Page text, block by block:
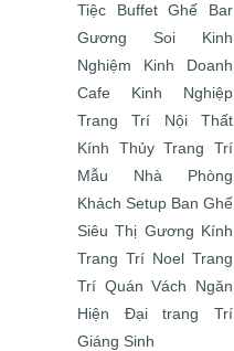
Tiệc Buffet
Ghế Bar
Gương Soi
Kinh
Nghiệm Kinh Doanh
Cafe
Kinh Nghiệp
Trang Trí Nội Thất
Kính Thủy Trang Trí
Mẫu Nhà
Phòng
Khách Setup Ban Ghế
Siêu Thị Gương Kính
Trang Trí Noel Trang
Trí Quán Vách Ngăn
Hiện Đại
trang Trí
Giáng Sinh